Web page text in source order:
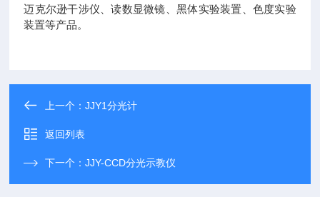
迈克尔逊干涉仪、读数显微镜、黑体实验装置、色度实验
装置等产品。
上一个：JJY1分光计
返回列表
下一个：JJY-CCD分光示教仪